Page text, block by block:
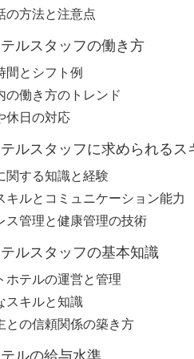
の方法と注意点
ルスタッフの働き方
間とシフト例
の働き方のトレンド
休日の対応
ルスタッフに求められるス
関する知識と経験
キルとコミュニケーション能力
ス管理と健康管理の技術
ルスタッフの基本知識
ホテルの運営と管理
スキルと知識
との信頼関係の築き方
ルの給与水準